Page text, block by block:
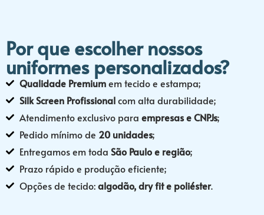
Por que escolher nossos
uniformes personalizados?
Qualidade Premiumem tecido e estampa;
Silk Screen Profissionalcom alta durabilidade;
Atendimento exclusivo para empresas e CNPJs;
Pedido mínimo de 20 unidades;
Entregamos em toda São Paulo e região;
Prazo rápido e produção eficiente;
Opções de tecido:algodão, dry fit e poliéster.